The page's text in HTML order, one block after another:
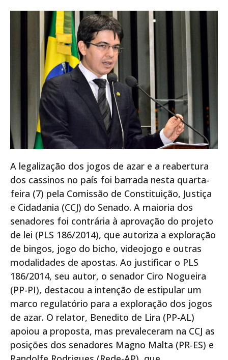
A legalização dos jogos de azar e a reabertura
dos cassinos no país foi barrada nesta quarta-
feira (7) pela Comissão de Constituição, Justiça
e Cidadania (CCJ) do Senado. A maioria dos
senadores foi contrária à aprovação do projeto
de lei (PLS 186/2014), que autoriza a exploração
de bingos, jogo do bicho, videojogo e outras
modalidades de apostas. Ao justificar o PLS
186/2014, seu autor, o senador Ciro Nogueira
(PP-PI), destacou a intenção de estipular um
marco regulatório para a exploração dos jogos
de azar. O relator, Benedito de Lira (PP-AL)
apoiou a proposta, mas prevaleceram na CCJ as
posições dos senadores Magno Malta (PR-ES) e